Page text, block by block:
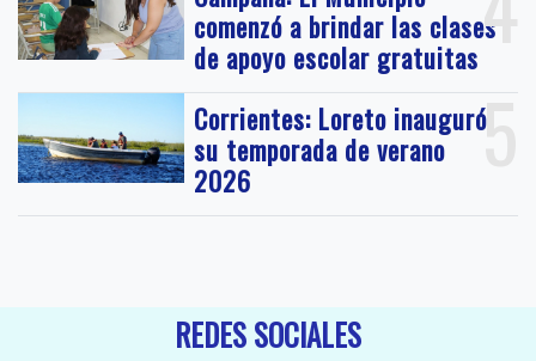
comenzó a brindar las clases
de apoyo escolar gratuitas
5
Corrientes: Loreto inauguró
su temporada de verano
2026
REDES SOCIALES